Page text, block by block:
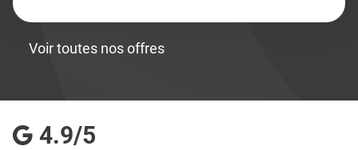
Voir toutes nos offres
4.9/5